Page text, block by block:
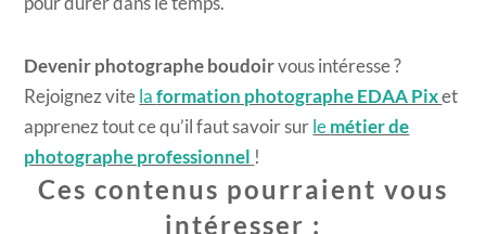
Devenir photographe boudoirvous intéresse ?
Rejoignez vite laformation photographe EDAA Pixet
apprenez tout ce qu’il faut savoir sur le métier de
photographe professionnel !
Ces contenus pourraient vous
intéresser :